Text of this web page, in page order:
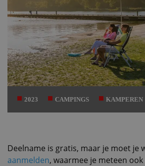
2023 CAMPINGS KAMPEREN
Deelname is gratis, maar je moet je
aanmelden, waarmee je meteen